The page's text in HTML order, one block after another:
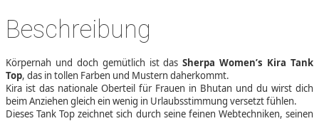
Beschreibung
Körpernah und doch gemütlich ist dasSherpa Women’s Kira Tank
Top, das in tollen Farben und Mustern daherkommt.
Kira ist das nationale Oberteil für Frauen in Bhutan und du wirst dich
beim Anziehen gleich ein wenig in Urlaubsstimmung versetzt fühlen.
Dieses Tank Top zeichnet sich durch seine feinen Webtechniken, seinen